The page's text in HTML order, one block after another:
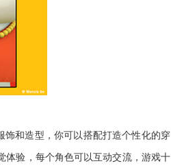
和造型，你可以搭配打造个性化的穿
体验，每个角色可以互动交流，游戏十